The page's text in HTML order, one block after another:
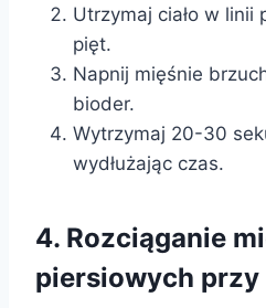
Utrzymaj ciało w linii
pięt.
Napnij mięśnie
bioder.
Wytrzymaj 20-30
wydłużając czas.
4. Rozciąganie
piersiowych przy